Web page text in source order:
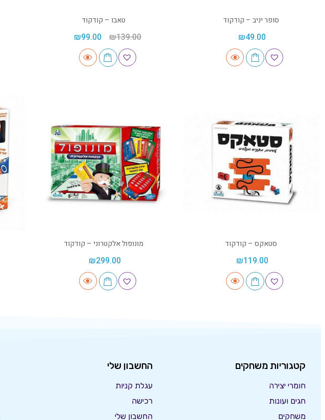
סופר יניב – קודקוד
₪49.00
טאבו – קודקוד
₪139.00
₪99.00
סטאקס – קודקוד
₪119.00
מונופול אלקטרוני – קודקוד
₪299.00
קטגוריות משחקים
חומרי יצירה
חגים ועונות
משחקים
החשבון שלי
עגלת קניות
רכישה
החשבון שלי